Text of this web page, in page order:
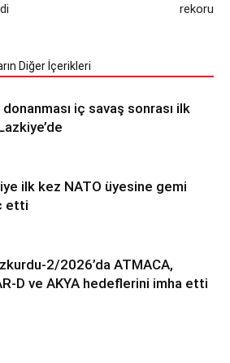
rekoru
Diğer İçerikleri
iç savaş sonrası ilk
ilk kez NATO üyesine gemi
etti
2/2026’da ATMACA,
D ve AKYA hedeflerini imha etti